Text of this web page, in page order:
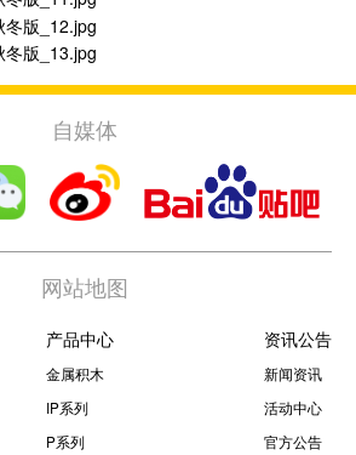
自媒体
网站地图
产品中心
金属积木
IP系列
P系列
资讯公告
新闻资讯
活动中心
官方公告